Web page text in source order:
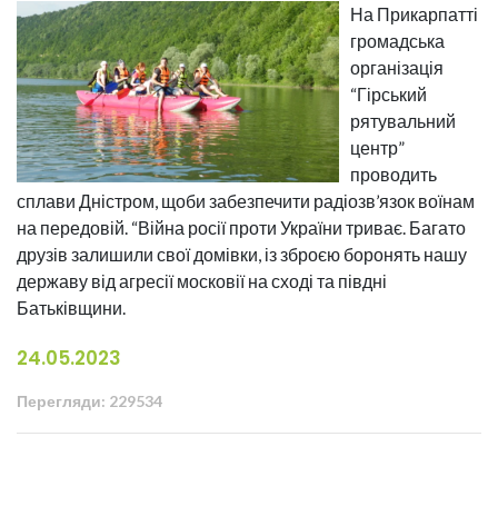
На Прикарпатті
громадська
організація
“Гірський
рятувальний
центр”
проводить
сплави Дністром, щоби забезпечити радіозв’язок воїнам
на передовій. “Війна росії проти України триває. Багато
друзів залишили свої домівки, із зброєю боронять нашу
державу від агресії московії на сході та півдні
Батьківщини.
24.05.2023
Перегляди: 229534